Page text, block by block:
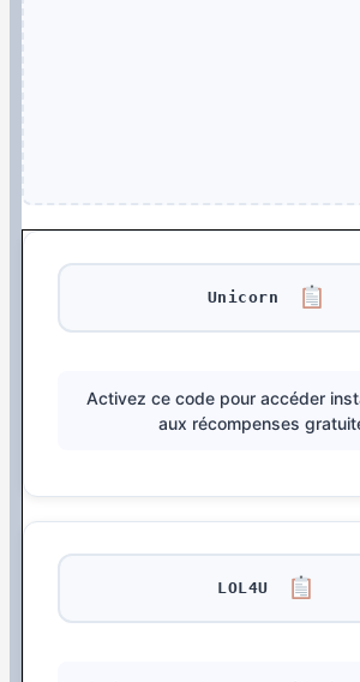
Unicorn
Activez ce code pour accéder
aux récompenses
LOL4U